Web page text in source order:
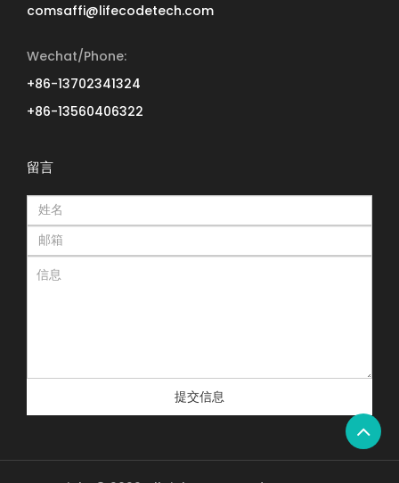
comsaffi@lifecodetech.com
Wechat/Phone:
+86-13702341324
+86-13560406322
留言
提交信息